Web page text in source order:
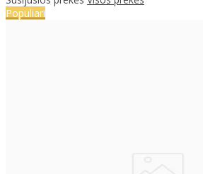
Populiari